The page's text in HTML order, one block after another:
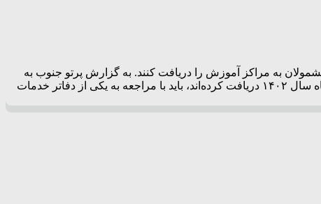
یکی از دفاتر برگ معرفی نامه مشمولان به مراکز آموزش را دریافت کنند. به گزارش پرتو جنوب به
نقل از خبرگزاری مهر، سازمان وظیفه عمومی فراجا در اطلاعیه‌ای اعلام کرد: تمامی مشمولانی که برگ آماده به خدمت به تاریخ خرداد ماه سال ۱۴۰۲ دریافت کرده‌اند، باید با مراجعه به یکی از دفاتر خدمات